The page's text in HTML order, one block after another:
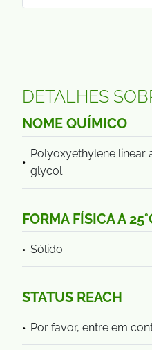
DETALHES
NOME QUÍMICO
Polyoxyethylene linear
glycol
FORMA FÍSICA A
Sólido
STATUS REACH
Por favor, entre em